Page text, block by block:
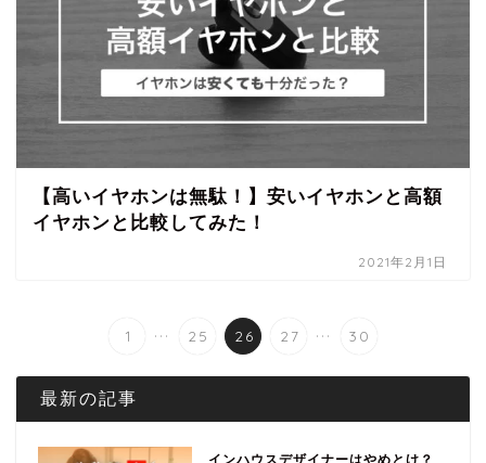
【高いイヤホンは無駄！】安いイヤホンと高額
イヤホンと比較してみた！
2021年2月1日
1 ... 25 26 27 ... 30
最新の記事